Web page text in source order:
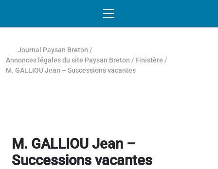
Journal Paysan Breton /
Annonces légales du site Paysan Breton / Finistère /
M. GALLIOU Jean – Successions vacantes
M. GALLIOU Jean –
Successions vacantes